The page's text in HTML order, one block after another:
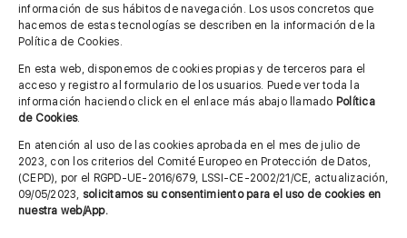
información de sus hábitos de navegación. Los usos concretos que
hacemos de estas tecnologías se describen en la información de la
Política de Cookies.
En esta web, disponemos de cookies propias y de terceros para el
acceso y registro al formulario de los usuarios. Puede ver toda la
información haciendo click en el enlace más abajo llamado Política
de Cookies.
En atención al uso de las cookies aprobada en el mes de julio de
2023, con los criterios del Comité Europeo en Protección de Datos,
(CEPD), por el RGPD-UE-2016/679, LSSI-CE-2002/21/CE, actualización,
09/05/2023, solicitamos su consentimiento para el uso de cookies en
nuestra web/App.
MÁS INFORMACIÓN
Aviso legal
Política de privacidad
Cita previa FAGA